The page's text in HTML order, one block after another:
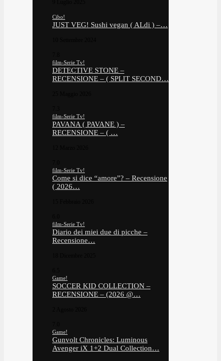
Cibo!
JUST VEG! Sushi vegan ( ALdi ) –…
film-Serie Tv!
DETECTIVE STONE –
RECENSIONE – ( SPLIT SECOND…
film-Serie Tv!
PAVANA ( PAVANE ) –
RECENSIONE – ( …
film-Serie Tv!
Come si dice “amore”? – Recensione
( 2026…
film-Serie Tv!
Diario dei miei due di picche –
Recensione…
Game!
SOCCER KID COLLECTION –
RECENSIONE – (2026 @…
Game!
Gunvolt Chronicles: Luminous
Avenger iX 1+2 Dual Collection…